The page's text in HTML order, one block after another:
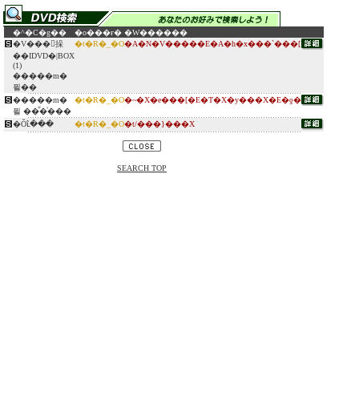
�^�C�g�� �o���ғ� �W������
�V���󖼉挆
��IDVD�|BOX
(1)
�����m�
푈��
�t�R�_�O�A�N�V�����E�A�h�x���`���[
�����m�
푈 ��̐�͗���
�t�R�_�O�~�X�e���[�E�T�X�y���X�E�ƍ�
�Ŏւ̂��� �t�R�_�O�t/���}���X
SEARCH TOP